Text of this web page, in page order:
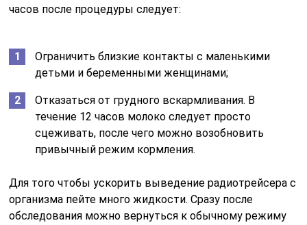
часов после процедуры следует:
Ограничить близкие контакты с маленькими
детьми и беременными женщинами;
Отказаться от грудного вскармливания. В
течение 12 часов молоко следует просто
сцеживать, после чего можно возобновить
привычный режим кормления.
Для того чтобы ускорить выведение радиотрейсера с
организма пейте много жидкости. Сразу после
обследования можно вернуться к обычному режиму